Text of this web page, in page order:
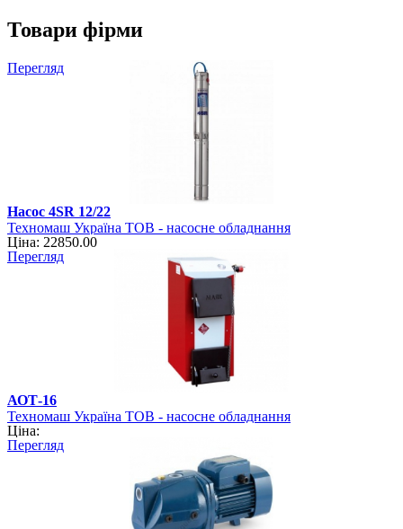
Товари фірми
Перегляд
Насос 4SR 12/22
Техномаш Україна ТОВ - насосне обладнання
Ціна: 22850.00
Перегляд
АОТ-16
Техномаш Україна ТОВ - насосне обладнання
Ціна:
Перегляд